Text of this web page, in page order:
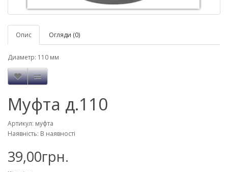
Опис Огляди (0)
Диаметр: 110 мм
Муфта д.110
Артикул: муфта
Наявність: В наявності
39,00грн.